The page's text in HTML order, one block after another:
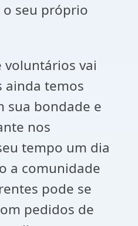
o seu próprio
voluntários vai
ainda temos
sua bondade e
nos
tempo um dia
a comunidade
pode se
pedidos de